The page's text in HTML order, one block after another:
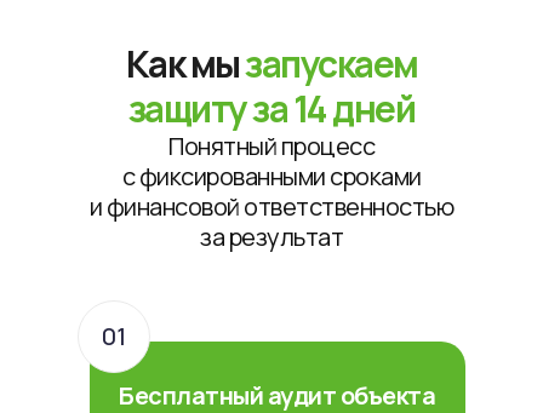
Как мызапускаем
защиту за 14 дней
Понятный процесс
с фиксированными сроками
и финансовой ответственностью
за результат
Бесплатный аудит объекта
01